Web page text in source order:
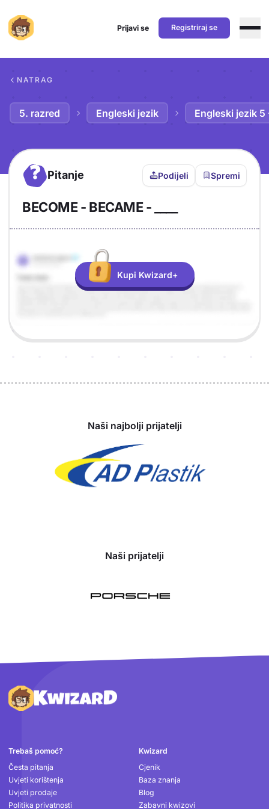
Prijavi se Registriraj se
NATRAG
5. razred Engleski jezik Engleski jezik
? Pitanje Podijeli Spremi
BECOME - BECAME - ____
Odgovor
Objašnjenje
Kupi Kwizard+
Naši najbolji prijatelji
Naši prijatelji
Podnožje
Trebaš pomoć?
Česta pitanja
Uvjeti korištenja
Uvjeti prodaje
Politika privatnosti
Kwizard
Cjenik
Baza znanja
Blog
Zabavni kwizovi